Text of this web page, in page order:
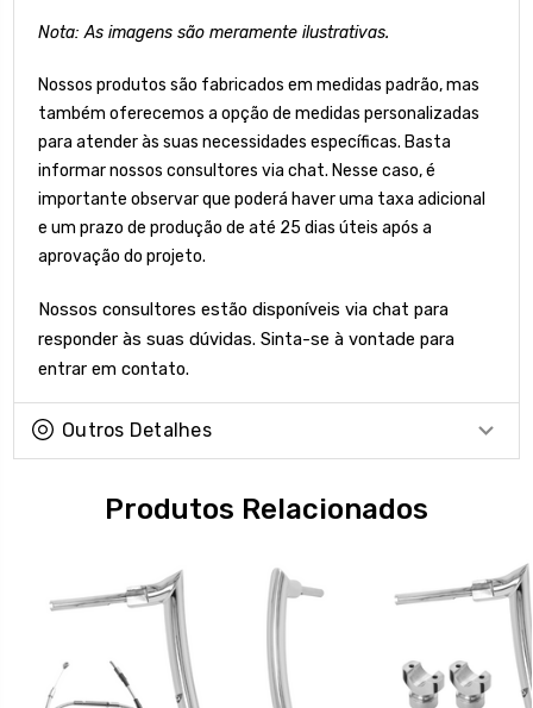
Nota: As imagens são meramente ilustrativas.
Nossos produtos são fabricados em medidas padrão, mas
também oferecemos a opção de medidas personalizadas
para atender às suas necessidades específicas. Basta
informar nossos consultores via chat. Nesse caso, é
importante observar que poderá haver uma taxa adicional
e um prazo de produção de até 25 dias úteis após a
aprovação do projeto.
Nossos consultores estão disponíveis via chat para
responder às suas dúvidas. Sinta-se à vontade para
entrar em contato.
Outros Detalhes
Produtos Relacionados